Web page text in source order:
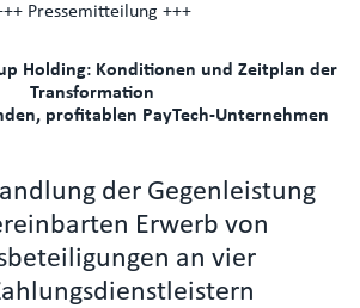
Pressemitteilung +++
Holding: Konditionen und Zeitplan der
Transformation
profitablen PayTech-Unternehmen
der Gegenleistung
Erwerb von
an vier